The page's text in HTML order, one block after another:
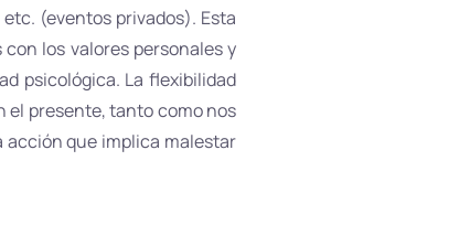
(eventos privados). Esta
los valores personales y
psicológica. La flexibilidad
el presente, tanto como nos
acción que implica malestar